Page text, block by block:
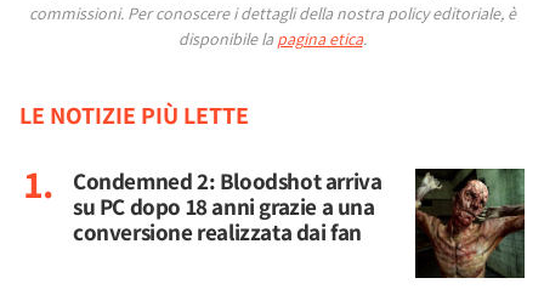
commissioni. Per conoscere i dettagli della nostra policy editoriale, è
disponibile la pagina etica.
LE NOTIZIE PIÙ LETTE
Condemned 2: Bloodshot arriva
su PC dopo 18 anni grazie a una
conversione realizzata dai fan